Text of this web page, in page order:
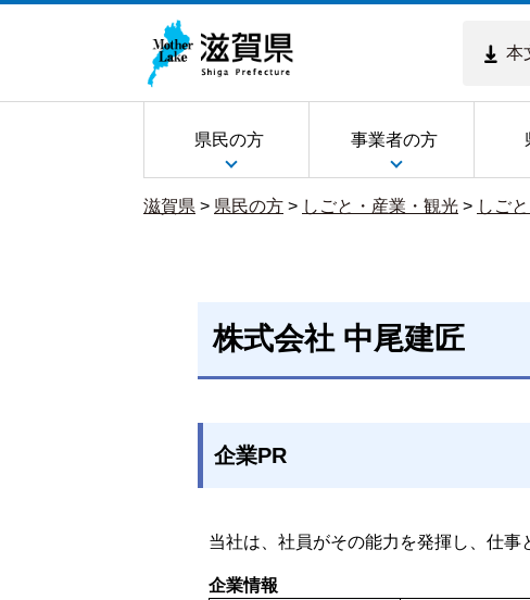
本
県民の方 事業者の方
滋賀県 > 県民の方 > しごと・産業・観光 > しご
株式会社 中尾建匠
企業PR
当社は、社員がその能力を発揮し、仕事
企業情報